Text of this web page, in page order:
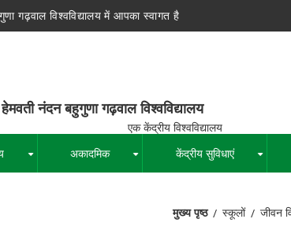
गढ़वाल विश्वविद्यालय में आपका स्वागत है
विश्वविद्यालय
अकादमिक केंद्रीय सुविधाएं
मुख्य पृष्ठ स्कूलों जीवन